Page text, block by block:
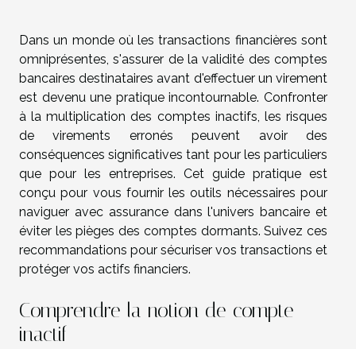
Dans un monde où les transactions financières sont
omniprésentes, s'assurer de la validité des comptes
bancaires destinataires avant d'effectuer un virement
est devenu une pratique incontournable. Confronter
à la multiplication des comptes inactifs, les risques
de virements erronés peuvent avoir des
conséquences significatives tant pour les particuliers
que pour les entreprises. Cet guide pratique est
conçu pour vous fournir les outils nécessaires pour
naviguer avec assurance dans l'univers bancaire et
éviter les pièges des comptes dormants. Suivez ces
recommandations pour sécuriser vos transactions et
protéger vos actifs financiers.
Comprendre la notion de compte
inactif